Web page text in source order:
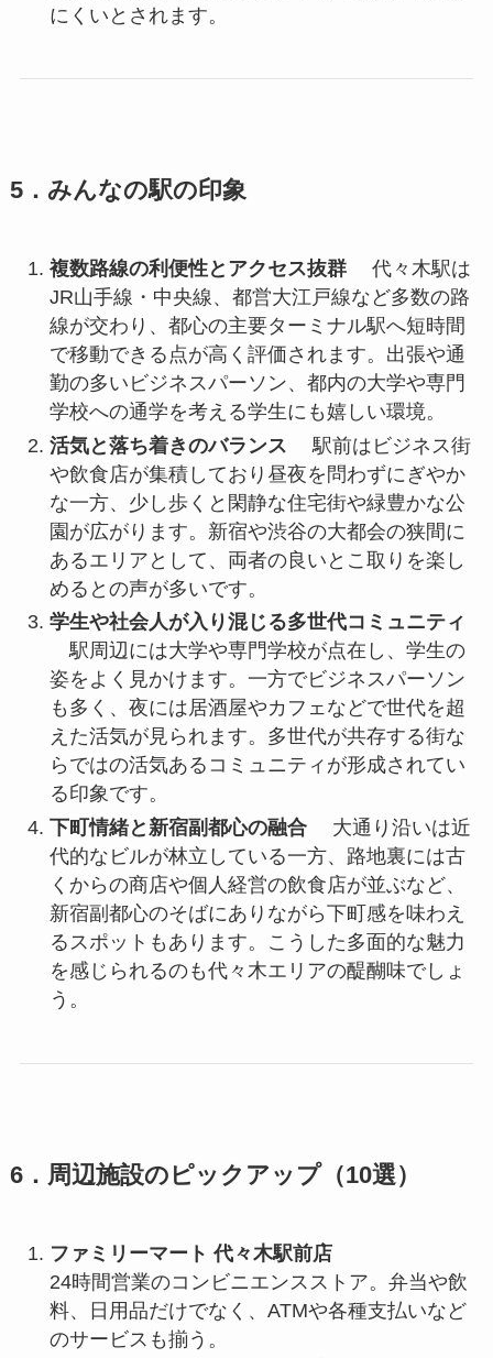
にくいとされます。
5．みんなの駅の印象
複数路線の利便性とアクセス抜群代々木駅は
JR山手線・中央線、都営大江戸線など多数の路
線が交わり、都心の主要ターミナル駅へ短時間
で移動できる点が高く評価されます。出張や通
勤の多いビジネスパーソン、都内の大学や専門
学校への通学を考える学生にも嬉しい環境。
活気と落ち着きのバランス 駅前はビジネス街
や飲食店が集積しており昼夜を問わずにぎやか
な一方、少し歩くと閑静な住宅街や緑豊かな公
園が広がります。新宿や渋谷の大都会の狭間に
あるエリアとして、両者の良いとこ取りを楽し
めるとの声が多いです。
学生や社会人が入り混じる多世代コミュニティ
駅周辺には大学や専門学校が点在し、学生の
姿をよく見かけます。一方でビジネスパーソン
も多く、夜には居酒屋やカフェなどで世代を超
えた活気が見られます。多世代が共存する街な
らではの活気あるコミュニティが形成されてい
る印象です。
下町情緒と新宿副都心の融合大通り沿いは近
代的なビルが林立している一方、路地裏には古
くからの商店や個人経営の飲食店が並ぶなど、
新宿副都心のそばにありながら下町感を味わえ
るスポットもあります。こうした多面的な魅力
を感じられるのも代々木エリアの醍醐味でしょ
う。
6．周辺施設のピックアップ（10選）
ファミリーマート 代々木駅前店
24時間営業のコンビニエンスストア。弁当や飲
料、日用品だけでなく、ATMや各種支払いなど
のサービスも揃う。